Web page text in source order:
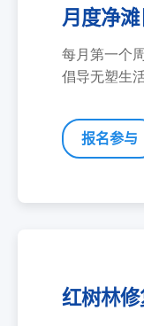
月度净滩
每月第一个
倡导无塑生活
报名参与
红树林修